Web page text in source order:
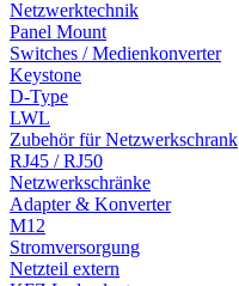
Netzwerktechnik
Panel Mount
Switches / Medienkonverter
Keystone
D-Type
LWL
Zubehör für Netzwerkschrank
RJ45 / RJ50
Netzwerkschränke
Adapter & Konverter
M12
Stromversorgung
Netzteil extern